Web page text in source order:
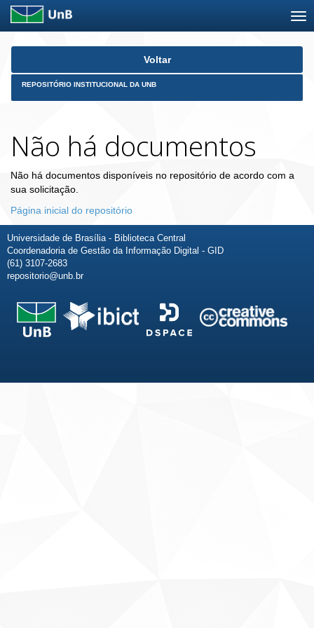
Skip
Voltar
REPOSITÓRIO INSTITUCIONAL DA UNB
Não há documentos
Não há documentos disponíveis no repositório de acordo com a
sua solicitação.
Página inicial do repositório
Universidade de Brasília - Biblioteca Central
Coordenadoria de Gestão da Informação Digital - GID
(61) 3107-2683
repositorio@unb.br